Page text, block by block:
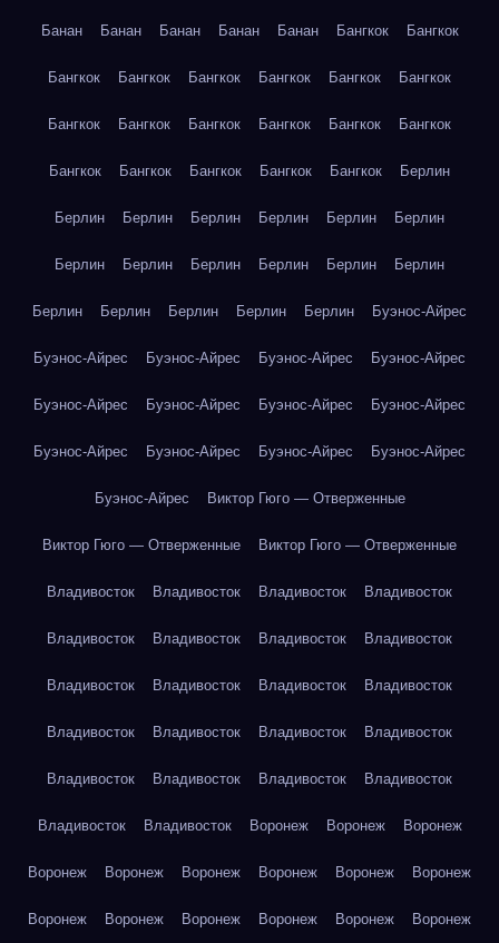
Банан Банан Банан Банан Банан Бангкок Бангкок
Бангкок Бангкок Бангкок Бангкок Бангкок Бангкок
Бангкок Бангкок Бангкок Бангкок Бангкок Бангкок
Бангкок Бангкок Бангкок Бангкок Бангкок Берлин
Берлин Берлин Берлин Берлин Берлин Берлин
Берлин Берлин Берлин Берлин Берлин Берлин
Берлин Берлин Берлин Берлин Берлин Буэнос-Айрес
Буэнос-Айрес Буэнос-Айрес Буэнос-Айрес Буэнос-Айрес
Буэнос-Айрес Буэнос-Айрес Буэнос-Айрес Буэнос-Айрес
Буэнос-Айрес Буэнос-Айрес Буэнос-Айрес Буэнос-Айрес
Буэнос-Айрес Виктор Гюго — Отверженные
Виктор Гюго — Отверженные Виктор Гюго — Отверженные
Владивосток Владивосток Владивосток Владивосток
Владивосток Владивосток Владивосток Владивосток
Владивосток Владивосток Владивосток Владивосток
Владивосток Владивосток Владивосток Владивосток
Владивосток Владивосток Владивосток Владивосток
Владивосток Владивосток Воронеж Воронеж Воронеж
Воронеж Воронеж Воронеж Воронеж Воронеж Воронеж
Воронеж Воронеж Воронеж Воронеж Воронеж Воронеж